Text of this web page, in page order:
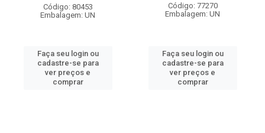
Código: 80453
Embalagem: UN
Faça seu login ou
cadastre-se para
ver preços e
comprar
Código: 77270
Embalagem: UN
Faça seu login ou
cadastre-se para
ver preços e
comprar